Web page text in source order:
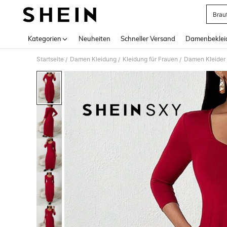
Kategorien Neuheiten Schneller Versand
Startseite / Damen Kleidung / Kleidung für Frauen / Damen Kleider